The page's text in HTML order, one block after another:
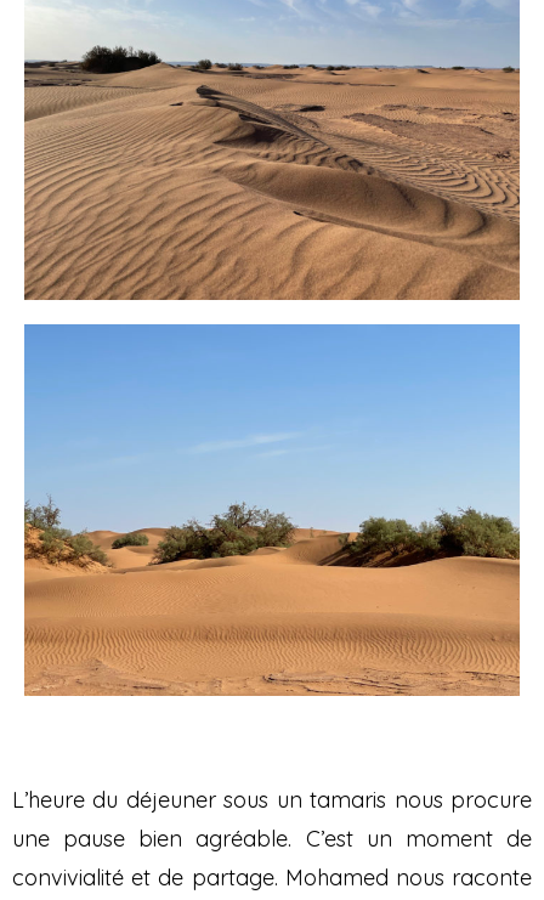
L’heure du déjeuner sous un tamaris nous procure
une pause bien agréable. C’est un moment de
convivialité et de partage. Mohamed nous raconte